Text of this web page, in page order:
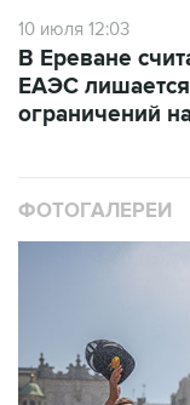
10 июля 12:03
В Ереване
ЕАЭС
ограничений
ФОТОГАЛЕРЕИ